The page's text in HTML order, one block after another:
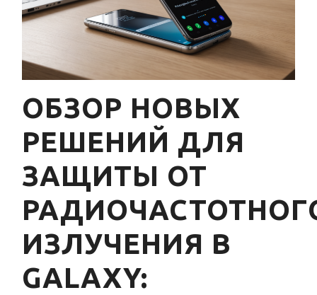
ОБЗОР НОВЫХ
РЕШЕНИЙ ДЛЯ
ЗАЩИТЫ ОТ
ИЗЛУЧЕНИЯ В
GALAXY: